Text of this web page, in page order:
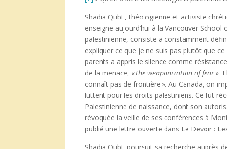
Shadia Qubti, théologienne et activiste
enseigne aujourd’hui à la Vancouver
palestinienne, consiste à constamment
expliquer ce que je ne suis pas plutôt que ce
parents a appris le silence comme
de la menace, «the weaponization of fear».
connaît pas de frontière ». Au Canada, on
luttent pour les droits palestiniens. Ce fut
Palestinienne de naissance, dont son
révoquée la veille de ses conférences à
publié une lettre ouverte dans Le Devoir :
Shadia Qubti poursuit sa recherche auprès